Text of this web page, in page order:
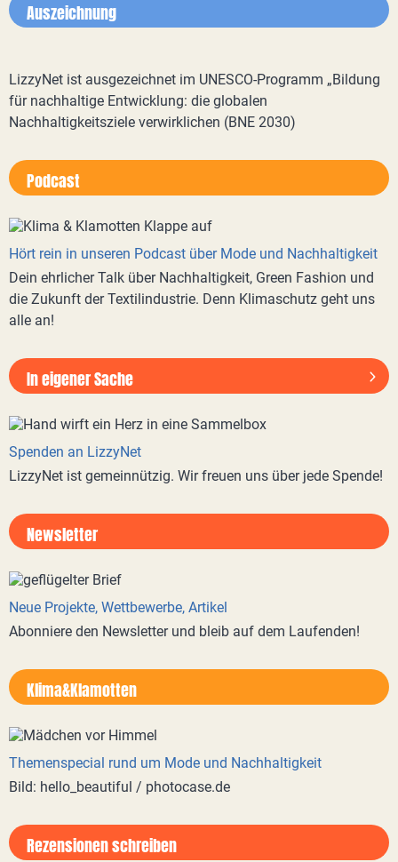
Auszeichnung
LizzyNet ist ausgezeichnet im UNESCO-Programm „Bildung
für nachhaltige Entwicklung: die globalen
Nachhaltigkeitsziele verwirklichen (BNE 2030)
Podcast
Hört rein in unseren Podcast über Mode und Nachhaltigkeit
Dein ehrlicher Talk über Nachhaltigkeit, Green Fashion und
die Zukunft der Textilindustrie. Denn Klimaschutz geht uns
alle an!
In eigener Sache
Spenden an LizzyNet
LizzyNet ist gemeinnützig. Wir freuen uns über jede Spende!
Newsletter
Neue Projekte, Wettbewerbe, Artikel
Abonniere den Newsletter und bleib auf dem Laufenden!
Klima&Klamotten
Themenspecial rund um Mode und Nachhaltigkeit
Bild: hello_beautiful / photocase.de
Rezensionen schreiben